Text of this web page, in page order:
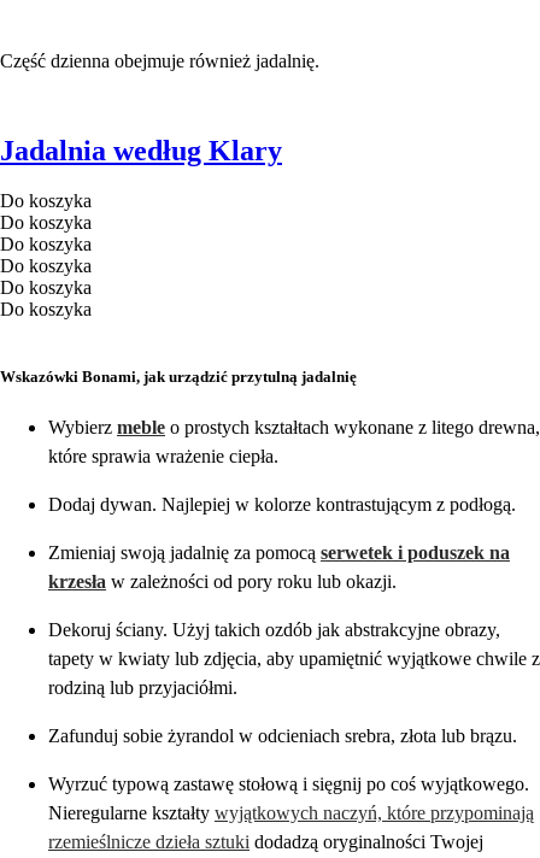
Część dzienna obejmuje również jadalnię.
Jadalnia według Klary
Do koszyka
Do koszyka
Do koszyka
Do koszyka
Do koszyka
Do koszyka
Wskazówki Bonami, jak urządzić przytulną jadalnię
Wybierz meble o prostych kształtach wykonane z litego drewna,
które sprawia wrażenie ciepła.
Dodaj dywan. Najlepiej w kolorze kontrastującym z podłogą.
Zmieniaj swoją jadalnię za pomocą serwetek i poduszek na
krzesła w zależności od pory roku lub okazji.
Dekoruj ściany. Użyj takich ozdób jak abstrakcyjne obrazy,
tapety w kwiaty lub zdjęcia, aby upamiętnić wyjątkowe chwile z
rodziną lub przyjaciółmi.
Zafunduj sobie żyrandol w odcieniach srebra, złota lub brązu.
Wyrzuć typową zastawę stołową i sięgnij po coś wyjątkowego.
Nieregularne kształty wyjątkowych naczyń, które przypominają
rzemieślnicze dzieła sztuki dodadzą oryginalności Twojej